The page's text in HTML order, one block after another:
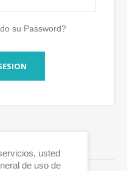
su Password?
usted
de uso de